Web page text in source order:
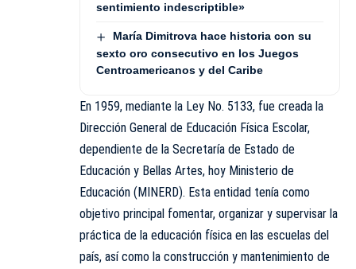
sentimiento indescriptible»
María Dimitrova hace historia con su
sexto oro consecutivo en los Juegos
Centroamericanos y del Caribe
En 1959, mediante la Ley No. 5133, fue creada la
Dirección General de Educación Física Escolar,
dependiente de la Secretaría de Estado de
Educación y Bellas Artes, hoy Ministerio de
Educación (MINERD). Esta entidad tenía como
objetivo principal fomentar, organizar y supervisar la
práctica de la educación física en las escuelas del
país, así como la construcción y mantenimiento de